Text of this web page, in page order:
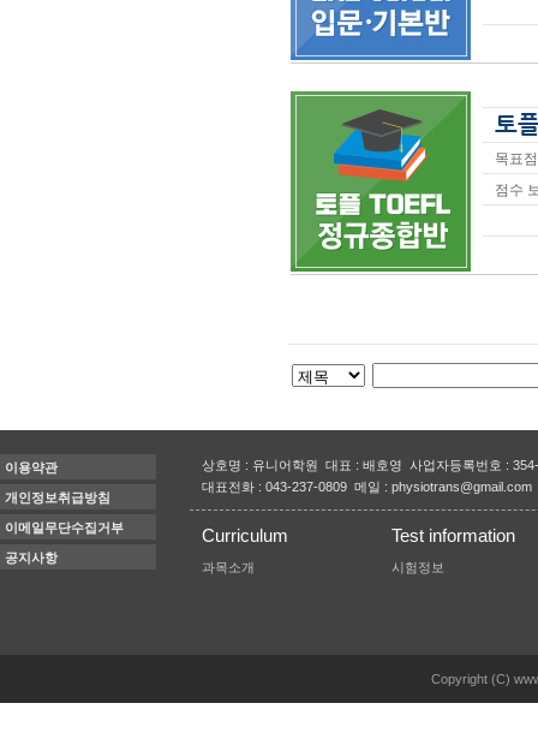
토
목표
점수
이용약관
개인정보취급방침
이메일무단수집거부
공지사항
상호명 : 유니어학원 대표 : 배호영 사업자등록번호 :
대표전화 : 043-237-0809 메일 : physiotrans@gmail.com
Curriculum
과목소개
Test information
시험정보
Copyright (C)